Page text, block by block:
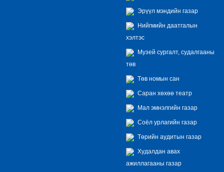
Эрүүл мэндийн газар
Нийгмийн даатгалын
хэлтэс
Музей сургалт, судалгааны
төв
Төв номын сан
Саран хөхөө театр
Мал эмнэлгийн газар
Соёл урлагийн газар
Төрийн аудитын газар
Худалдан авах
ажиллагааны газар